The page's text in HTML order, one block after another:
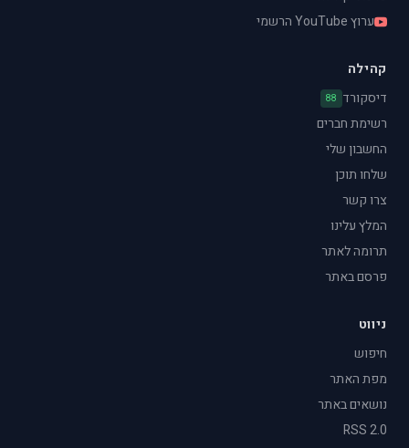
ערוץ YouTube הרשמי
קהילה
דיסקורד 88
רשימת חברים
החשבון שלי
שלחו תוכן
צרו קשר
המלץ עלינו
תרומה לאתר
פרסם באתר
ניווט
חיפוש
מפת האתר
נושאים באתר
RSS 2.0